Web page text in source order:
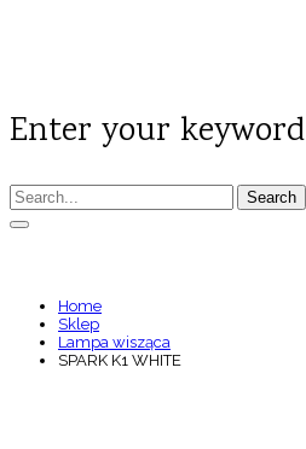
Enter your keyword
Search
Home
Sklep
Lampa wisząca
SPARK K1 WHITE